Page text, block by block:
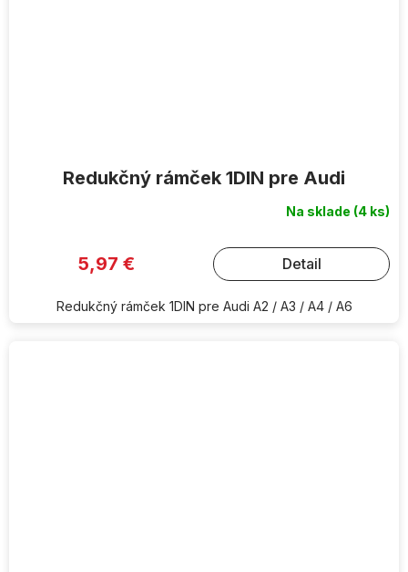
Redukčný rámček 1DIN pre Audi
Na sklade (4 ks)
5,97 € Detail
Redukčný rámček 1DIN pre Audi A2 / A3 / A4 / A6